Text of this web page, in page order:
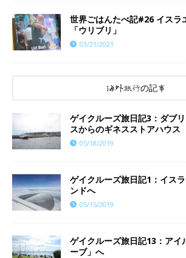
世界ごはんたべ記#26 イスラ
「ウリブリ」
03/21/2021
海外旅行の記事
ゲイクルーズ旅日記3：ダブ
スからのギネスストアハウス
05/18/2019
ゲイクルーズ旅日記1：イス
ンドへ
05/15/2019
ゲイクルーズ旅日記13：アイ
ーブ」へ